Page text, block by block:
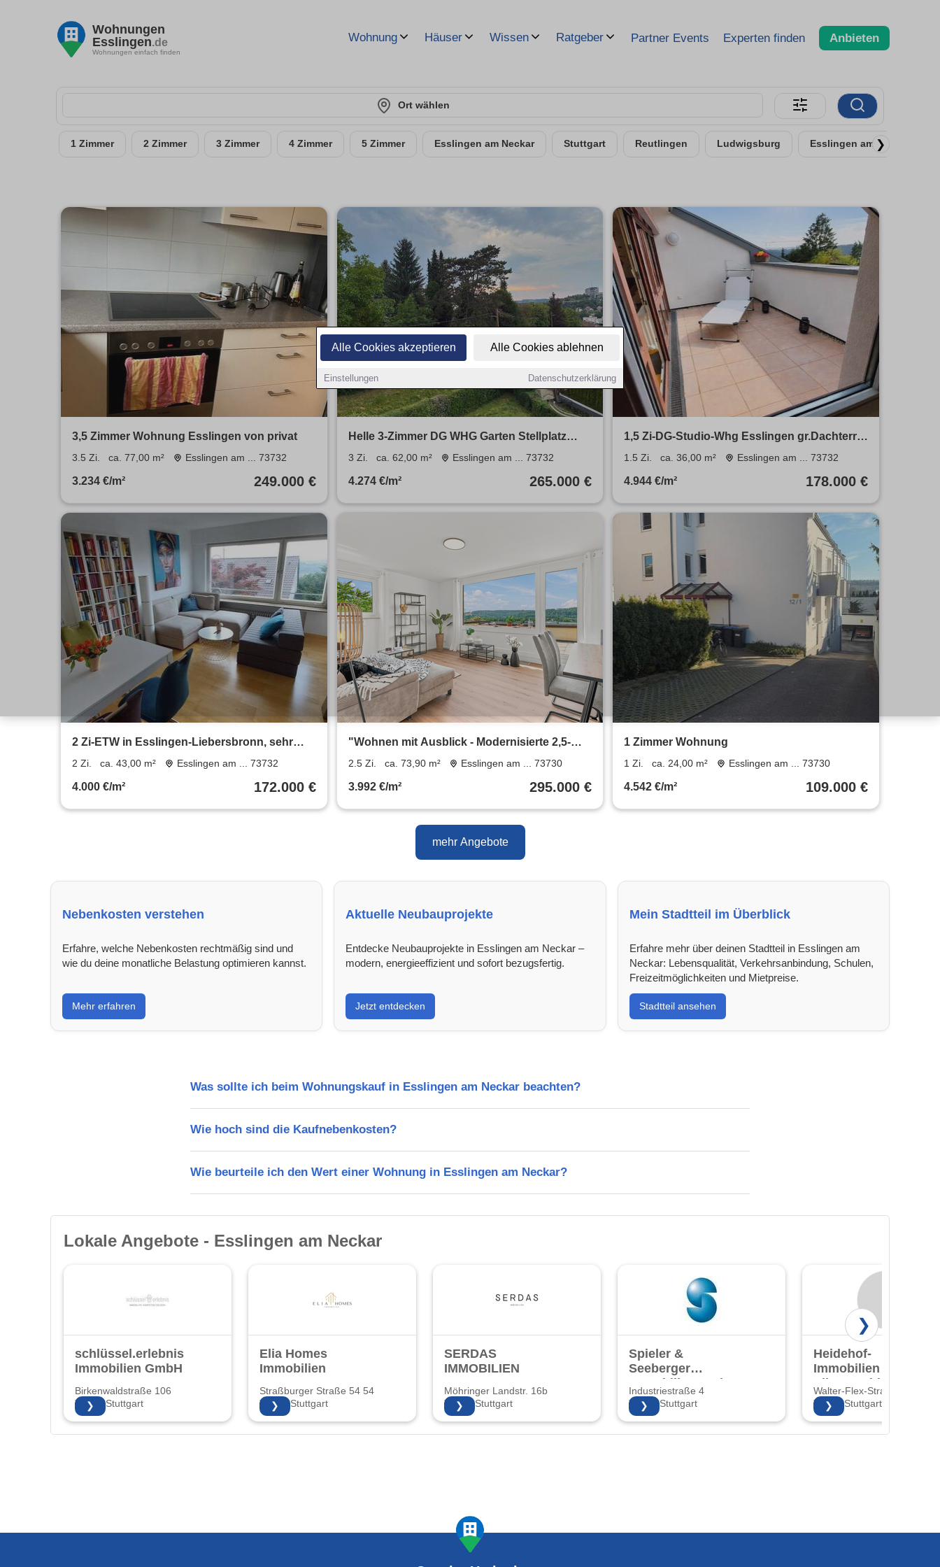
Alle Cookies akzeptieren Alle Cookies ablehnen
Einstellungen Datenschutzerklärung
Wohnungen
Esslingen.de
Wohnungen einfach finden
Wohnung Häuser Wissen Ratgeber Partner Events Experten finden Anbieten
Ort wählen
1 Zimmer 2 Zimmer 3 Zimmer 4 Zimmer 5 Zimmer Esslingen am Neckar Stuttgart Reutlingen Ludwigsburg Esslingen am Neckar -
❯
3,5 Zimmer Wohnung Esslingen von privat
3.5 Zi. ca. 77,00 m² Esslingen am ... 73732
3.234 €/m² 249.000 €
Helle 3-Zimmer DG WHG Garten Stellplatz
PKW Esslingen Stuttgart
3 Zi. ca. 62,00 m² Esslingen am ... 73732
4.274 €/m² 265.000 €
1,5 Zi-DG-Studio-Whg Esslingen gr.Dachterr.
Villenlage Burgnähe
1.5 Zi. ca. 36,00 m² Esslingen am ... 73732
4.944 €/m² 178.000 €
2 Zi-ETW in Esslingen-Liebersbronn, sehr
ruhige TOP-Aussichtslage
2 Zi. ca. 43,00 m² Esslingen am ... 73732
4.000 €/m² 172.000 €
"Wohnen mit Ausblick - Modernisierte 2,5-
Zimmer Wohnung mit zwei Terrassen in
2.5 Zi. ca. 73,90 m² Esslingen am ... 73730
3.992 €/m² 295.000 €
1 Zimmer Wohnung
1 Zi. ca. 24,00 m² Esslingen am ... 73730
4.542 €/m² 109.000 €
mehr Angebote
Nebenkosten verstehen
Erfahre, welche Nebenkosten rechtmäßig sind und
wie du deine monatliche Belastung optimieren kannst.
Mehr erfahren
Aktuelle Neubauprojekte
Entdecke Neubauprojekte in Esslingen am Neckar –
modern, energieeffizient und sofort bezugsfertig.
Jetzt entdecken
Mein Stadtteil im Überblick
Erfahre mehr über deinen Stadtteil in Esslingen am
Neckar: Lebensqualität, Verkehrsanbindung, Schulen,
Freizeitmöglichkeiten und Mietpreise.
Stadtteil ansehen
Was sollte ich beim Wohnungskauf in Esslingen am Neckar beachten?
Wie hoch sind die Kaufnebenkosten?
Wie beurteile ich den Wert einer Wohnung in Esslingen am Neckar?
Lokale Angebote - Esslingen am Neckar
schlüssel.erlebnis
Immobilien GmbH
Birkenwaldstraße 106
70191 Stuttgart
❯
Elia Homes
Immobilien
Straßburger Straße 54 54
70435 Stuttgart
❯
SERDAS
IMMOBILIEN
Möhringer Landstr. 16b
70563 Stuttgart
❯
Spieler &
Seeberger
Immobilien GmbH
Industriestraße 4
70565 Stuttgart
❯
Heidehof-
Immobilien Inh.
Ellen Loehle
Walter-Flex-Straße 84
70619 Stuttgart
❯
❯